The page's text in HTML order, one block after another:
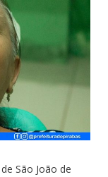
São João de